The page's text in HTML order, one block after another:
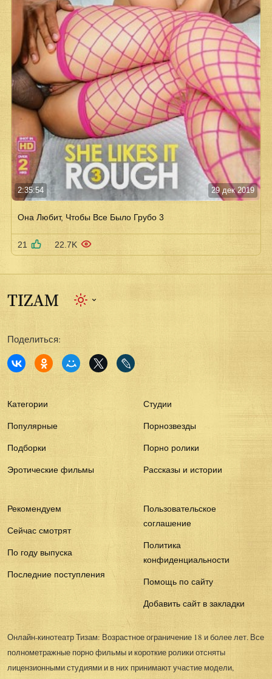
2:35:54 29 дек 2019
Она Любит, Чтобы Все Было Грубо 3
21 22.7K
Поделиться:
Категории
Популярные
Подборки
Эротические фильмы
Студии
Порнозвезды
Порно ролики
Рассказы и истории
Рекомендуем
Сейчас смотрят
По году выпуска
Последние поступления
Пользовательское
соглашение
Политика
конфиденциальности
Помощь по сайту
Добавить сайт в закладки
Онлайн-кинотеатр Тизам: Возрастное ограничение 18 и более лет. Все
полнометражные порно фильмы и короткие ролики отсняты
лицензионными студиями и в них принимают участие модели,